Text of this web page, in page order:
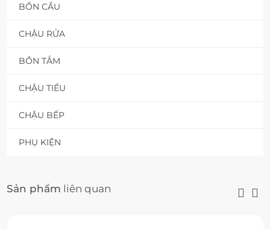
BỒN CẦU
CHẬU RỬA
BỒN TẮM
CHẬU TIỂU
CHẬU BẾP
PHỤ KIỆN
Sản phẩm liên quan